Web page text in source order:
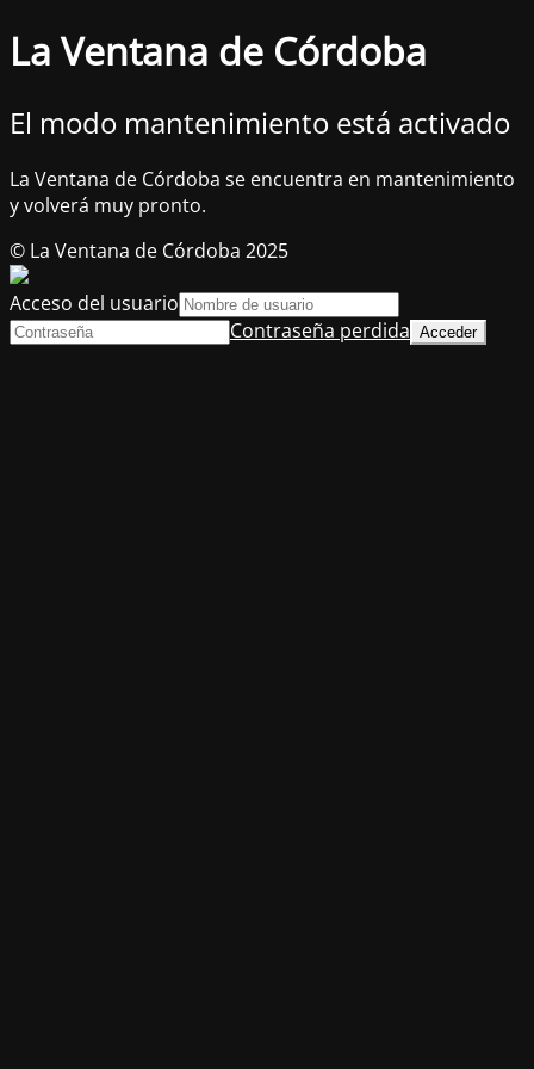
La Ventana de Córdoba
El modo mantenimiento está activado
La Ventana de Córdoba se encuentra en mantenimiento
y volverá muy pronto.
© La Ventana de Córdoba 2025
Acceso del usuario
Contraseña perdida